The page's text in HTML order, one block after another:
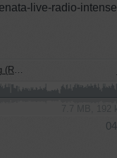
live-radio-